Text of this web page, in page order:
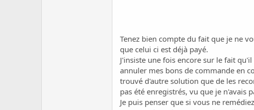
Tenez bien compte du fait que je ne
que celui ci est déjà payé.
J'insiste une fois encore sur le fait
annuler mes bons de commande en
trouvé d'autre solution que de les
pas été enregistrés, vu que je n'avais
Je puis penser que si vous ne